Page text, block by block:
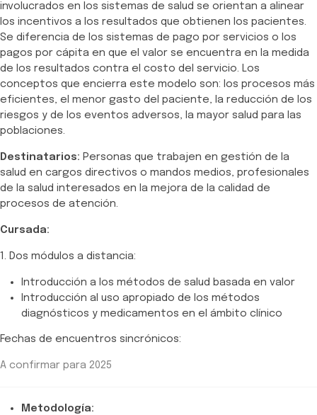
involucrados en los sistemas de salud se orientan a alinear
los incentivos a los resultados que obtienen los pacientes.
Se diferencia de los sistemas de pago por servicios o los
pagos por cápita en que el valor se encuentra en la medida
de los resultados contra el costo del servicio. Los
conceptos que encierra este modelo son: los procesos más
eficientes, el menor gasto del paciente, la reducción de los
riesgos y de los eventos adversos, la mayor salud para las
poblaciones.
Destinatarios: Personas que trabajen en gestión de la
salud en cargos directivos o mandos medios, profesionales
de la salud interesados en la mejora de la calidad de
procesos de atención.
Cursada:
1. Dos módulos a distancia:
Introducción a los métodos de salud basada en valor
Introducción al uso apropiado de los métodos
diagnósticos y medicamentos en el ámbito clínico
Fechas de encuentros sincrónicos:
A confirmar para 2025
Metodología: